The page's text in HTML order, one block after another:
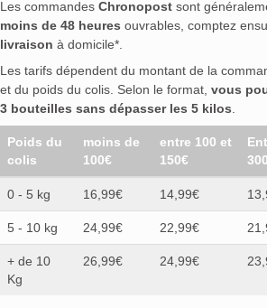
Les commandes Chronopost sont
moins de 48 heures ouvrables, comptez
livraison à domicile*.
Les tarifs dépendent du montant de la
et du poids du colis. Selon le format, vous
3 bouteilles sans dépasser les 5 kilos
Poids du
colis
moins de
100€
entre 100 et
150€
0 - 5 kg 16,99€ 14,99€
5 - 10 kg 24,99€ 22,99€
+ de 10
Kg
26,99€ 24,99€